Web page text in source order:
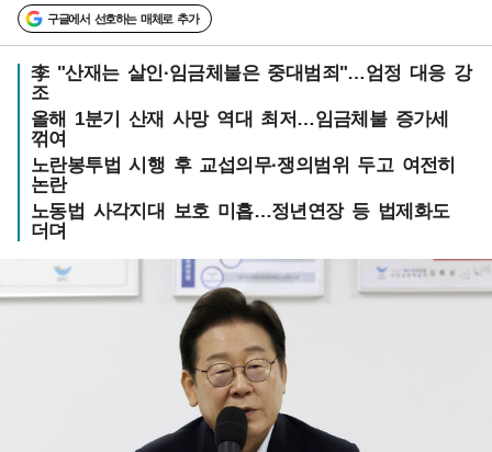
구글에서 선호하는 매체로 추가
李 "산재는 살인·임금체불은 중대범죄"…엄정 대응 강
조
올해 1분기 산재 사망 역대 최저…임금체불 증가세
꺾여
노란봉투법 시행 후 교섭의무·쟁의범위 두고 여전히
논란
노동법 사각지대 보호 미흡…정년연장 등 법제화도
더뎌